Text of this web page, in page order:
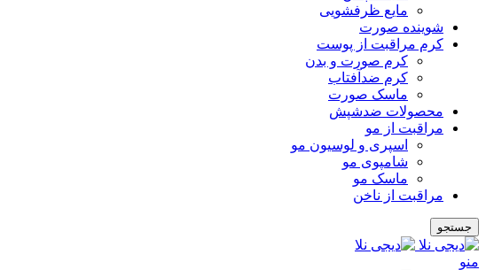
مایع ظرفشویی
شوینده صورت
کرم مراقبت از پوست
کرم صورت و بدن
کرم ضدآفتاب
ماسک صورت
محصولات ضدشپش
مراقبت از مو
اسپری و لوسیون مو
شامپوی مو
ماسک مو
مراقبت از ناخن
جستجو
منو